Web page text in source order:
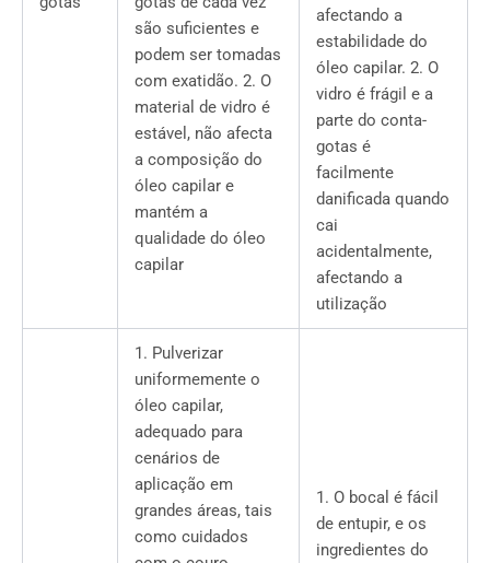
são suficientes e
podem ser tomadas
com exatidão. 2. O
material de vidro é
estável, não afecta
a composição do
óleo capilar e
mantém a
qualidade do óleo
capilar
afectando a
estabilidade do
óleo capilar. 2. O
vidro é frágil e a
parte do conta-
gotas é
facilmente
danificada quando
cai
acidentalmente,
afectando a
utilização
1. Pulverizar
uniformemente o
óleo capilar,
adequado para
cenários de
aplicação em
grandes áreas, tais
como cuidados
1. O bocal é fácil
de entupir, e os
ingredientes do